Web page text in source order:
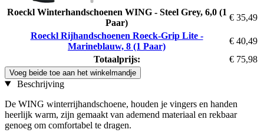
Roeckl Winterhandschoenen WING - Steel Grey, 6,0 (1
Paar)
€ 35,49
Roeckl Rijhandschoenen Roeck-Grip Lite -
Marineblauw, 8 (1 Paar)
€ 40,49
Totaalprijs:
€ 75,98
Voeg beide toe aan het winkelmandje
Beschrijving
De WING winterrijhandschoene, houden je vingers en handen
heerlijk warm, zijn gemaakt van ademend materiaal en rekbaar
genoeg om comfortabel te dragen.